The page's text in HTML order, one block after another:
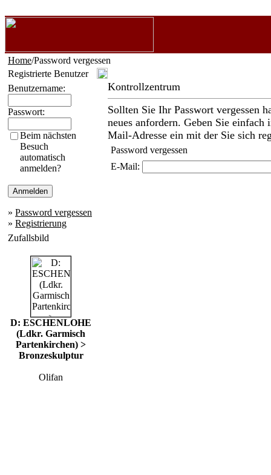
Home/Password vergessen
Registrierte Benutzer
Benutzername:
Passwort:
Beim nächsten
Besuch
automatisch
anmelden?
» Password vergessen
» Registrierung
Zufallsbild
D: ESCHENLOHE
(Ldkr. Garmisch
Partenkirchen) >
Bronzeskulptur
Olifan
Kontrollzentrum
Sollten Sie Ihr Passwort vergessen
neues anfordern. Geben Sie
Mail-Adresse ein mit der Sie sich
Password vergessen
E-Mail: